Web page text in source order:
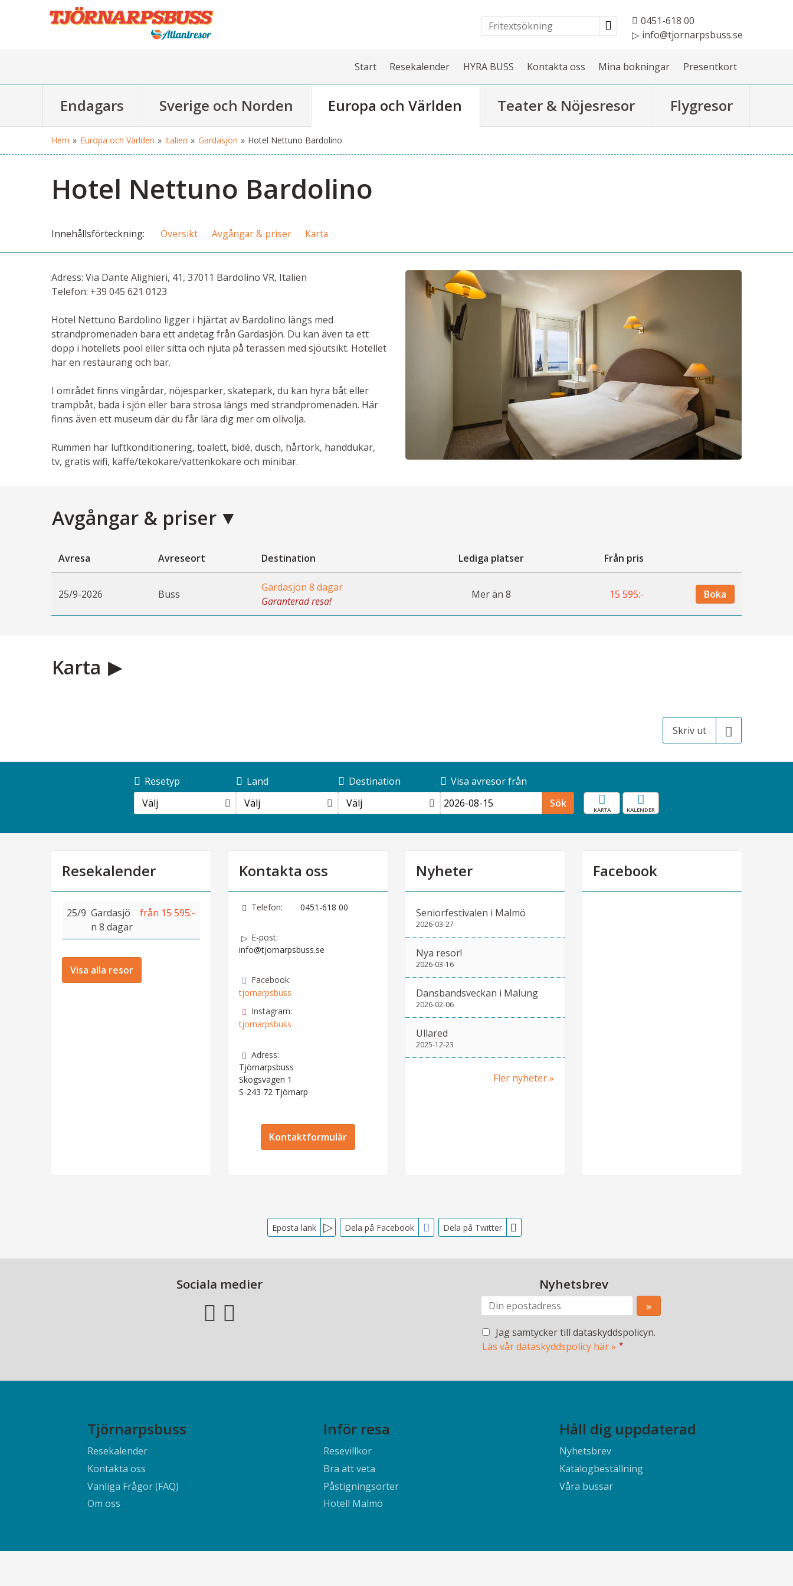
0451-618 00
info@tjornarpsbuss.se
Start Resekalender HYRA BUSS Kontakta oss Mina bokningar Presentkort
Endagars Sverige och Norden Europa och Världen Teater & Nöjesresor Flygresor
Hem » Europa och Världen » Italien » Gardasjön » Hotel Nettuno Bardolino
Hotel Nettuno Bardolino
Innehållsförteckning Översikt Avgångar & priser Karta
Adress: Via Dante Alighieri, 41, 37011 Bardolino VR, Italien
Telefon: +39 045 621 0123
Hotel Nettuno Bardolino ligger i hjärtat av Bardolino längs med
strandpromenaden bara ett andetag från Gardasjön. Du kan även ta ett
dopp i hotellets pool eller sitta och njuta på terassen med sjöutsikt. Hotellet
har en restaurang och bar.
I området finns vingårdar, nöjesparker, skatepark, du kan hyra båt eller
trampbåt, bada i sjön eller bara strosa längs med strandpromenaden. Här
finns även ett museum där du får lära dig mer om olivolja.
Rummen har luftkonditionering, toalett, bidé, dusch, hårtork, handdukar,
tv, gratis wifi, kaffe/tekokare/vattenkokare och minibar.
Avgångar & priser
Avresa Avreseort Destination Lediga platser Från pris
25/9-2026 Buss
Gardasjön 8 dagar
Garanterad resa!
Mer än 8 15 595:- Boka
Karta
Skriv ut
Resetyp
Välj
Land
Välj
Destination
Välj
Visa avresor från
Sök
KartaResekalender
Resekalender
25/9 Gardasjö
n 8 dagar
från 15 595:-
Visa alla resor
Kontakta oss
Telefon: 0451-618 00
E-post:
info@tjornarpsbuss.se
Facebook:
tjornarpsbuss
Instagram:
tjornarpsbuss
Adress:
Tjörnarpsbuss
Skogsvägen 1
S-243 72 Tjörnarp
Kontaktformulär
Nyheter
Seniorfestivalen i Malmö
2026-03-27
Nya resor!
2026-03-16
Dansbandsveckan i Malung
2026-02-06
Ullared
2025-12-23
Fler nyheter
Facebook
Eposta länk Dela på Facebook Dela på Twitter
Sociala medier Nyhetsbrev
Jag samtycker till dataskyddspolicyn.
Läs vår dataskyddspolicy här » *
Tjörnarpsbuss
Resekalender
Kontakta oss
Vanliga Frågor (FAQ)
Om oss
Inför resa
Resevillkor
Bra att veta
Påstigningsorter
Hotell Malmö
Håll dig uppdaterad
Nyhetsbrev
Katalogbeställning
Våra bussar